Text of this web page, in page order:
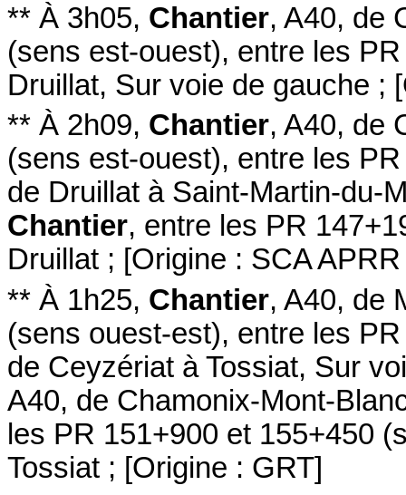
** À 3h05, Chantier, A40, de
(sens est-ouest), entre les
Druillat, Sur voie de gauche ; [
** À 2h09, Chantier, A40, de
(sens est-ouest), entre les
de Druillat à Saint-Martin-du-
Chantier, entre les PR
Druillat ; [Origine : SCA
** À 1h25, Chantier, A40, de
(sens ouest-est), entre les
de Ceyzériat à Tossiat, Sur
A40, de Chamonix-Mont-
les PR 151+900 et 155+450
Tossiat ; [Origine : GRT]